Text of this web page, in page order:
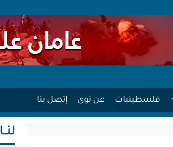
فلسطينيات عن نوى إتصل بنا